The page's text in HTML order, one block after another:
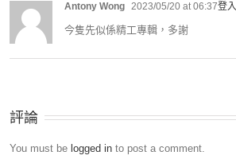
Antony Wong 2023/05/20 at 06:37登
今隻先似係精工專輯，多謝
評論
You must be logged in to post a comment.